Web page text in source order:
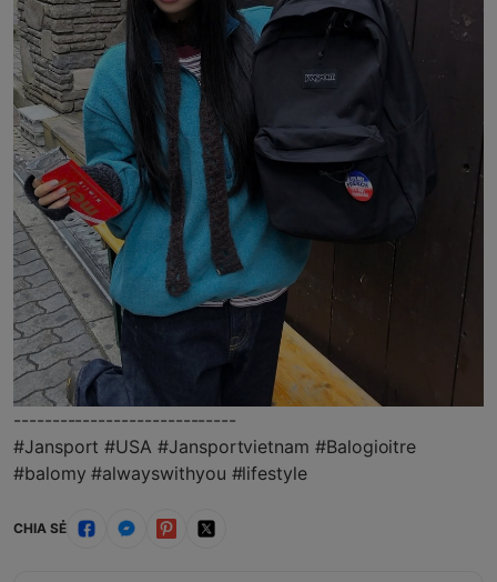
-----------------------------
#Jansport #USA #Jansportvietnam #Balogioitre
#balomy #alwayswithyou #lifestyle
CHIA SẺ